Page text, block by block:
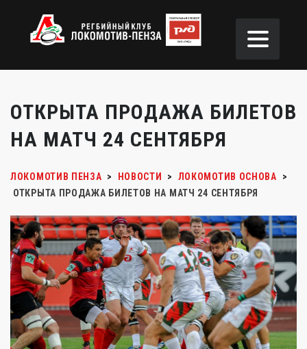
ОТКРЫТА ПРОДАЖА БИЛЕТОВ
НА МАТЧ 24 СЕНТЯБРЯ
ЛОКОМОТИВ ПЕНЗА > НОВОСТИ > ЛОКОМОТИВ ОСНОВА
>
ОТКРЫТА ПРОДАЖА БИЛЕТОВ НА МАТЧ 24 СЕНТЯБРЯ